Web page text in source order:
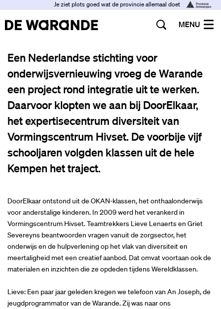
Je ziet plots goed wat de provincie allemaal doet
MENU
Een Nederlandse stichting voor
onderwijsvernieuwing vroeg de Warande
een project rond integratie uit te werken.
Daarvoor klopten we aan bij DoorElkaar,
het expertisecentrum diversiteit van
Vormingscentrum Hivset. De voorbije vijf
schooljaren volgden klassen uit de hele
Kempen het traject.
DoorElkaar ontstond uit de OKAN-klassen, het onthaalonderwijs
voor anderstalige kinderen. In 2009 werd het verankerd in
Vormingscentrum Hivset. Teamtrekkers Lieve Lenaerts en Griet
Severeyns beantwoorden vragen vanuit de zorgsector, het
onderwijs en de hulpverlening op het vlak van diversiteit en
meertaligheid met een creatief aanbod. Dat omvat voortaan ook de
materialen en inzichten die ze opdeden tijdens Wereldklassen.
Lieve: Een paar jaar geleden kregen we telefoon van An Joseph, de
jeugdprogrammator van de Warande. Zij was naar ons